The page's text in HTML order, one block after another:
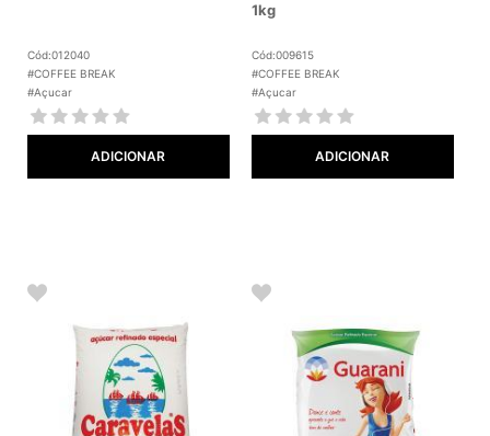
Cód:012040
#COFFEE BREAK
#Açucar
ADICIONAR
1kg
Cód:009615
#COFFEE BREAK
#Açucar
ADICIONAR